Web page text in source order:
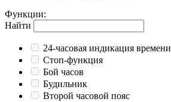
Функции:
Найти
24-часовая индикация времени
Cтоп-функция
Бой часов
Будильник
Второй часовой пояс